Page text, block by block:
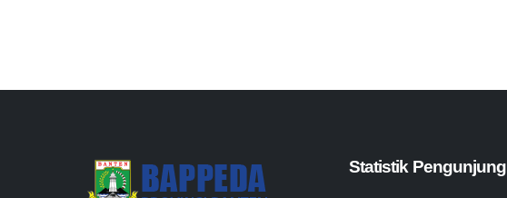
Statistik Pengunjung